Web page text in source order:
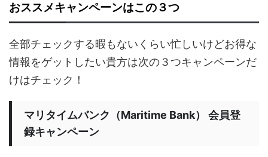
おススメキャンペーンはこの３つ
全部チェックする暇もないくらい忙しいけどお得な
情報をゲットしたい貴方は次の３つキャンペーンだ
けはチェック！
マリタイムバンク（Maritime Bank） 会員登
録キャンペーン